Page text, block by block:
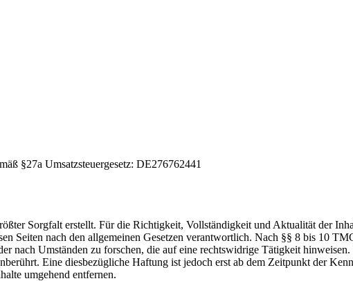
§27a Umsatzsteuergesetz: DE276762441
Sorgfalt erstellt. Für die Richtigkeit, Vollständigkeit und Aktualität der
Seiten nach den allgemeinen Gesetzen verantwortlich. Nach §§ 8 bis 10
nach Umständen zu forschen, die auf eine rechtswidrige Tätigkeit
Eine diesbezügliche Haftung ist jedoch erst ab dem Zeitpunkt der
umgehend entfernen.